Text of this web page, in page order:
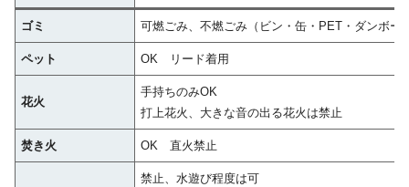
ゴミ 可燃ごみ、不燃ごみ（ビン・缶・PET・ダンボー
ペット OK リード着用
花火
手持ちのみOK
打上花火、大きな音の出る花火は禁止
焚き火 OK 直火禁止
禁止、水遊び程度は可